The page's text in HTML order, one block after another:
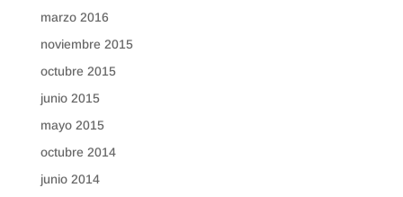
marzo 2016
noviembre 2015
octubre 2015
junio 2015
mayo 2015
octubre 2014
junio 2014